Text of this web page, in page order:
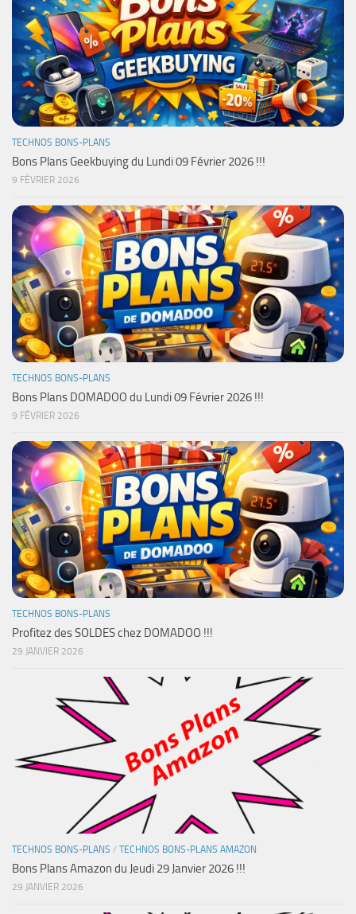
TECHNOS BONS-PLANS
Bons Plans Geekbuying du Lundi 09 Février 2026 !!!
9 FÉVRIER 2026
TECHNOS BONS-PLANS
Bons Plans DOMADOO du Lundi 09 Février 2026 !!!
9 FÉVRIER 2026
TECHNOS BONS-PLANS
Profitez des SOLDES chez DOMADOO !!!
29 JANVIER 2026
TECHNOS BONS-PLANS / TECHNOS BONS-PLANS AMAZON
Bons Plans Amazon du Jeudi 29 Janvier 2026 !!!
29 JANVIER 2026